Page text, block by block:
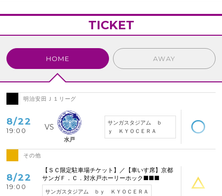
TICKET
HOME AWAY
明治安田Ｊ１リーグ
8/22
19:00
水戸
サンガスタジアム ｂ
ｙ ＫＹＯＣＥＲＡ
その他
8/22
19:00
【ＳＣ限定駐車場チケット】／【車いす席】京都
サンガＦ．Ｃ．対水戸ホーリーホック■■■
サンガスタジアム ｂｙ ＫＹＯＣＥＲＡ